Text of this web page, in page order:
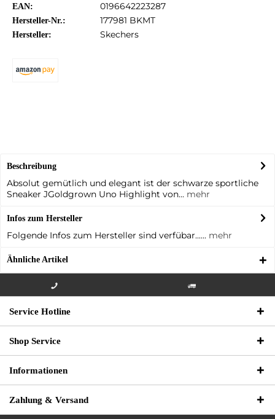
EAN: 0196642223287
Hersteller-Nr.: 177981 BKMT
Hersteller: Skechers
Beschreibung
Absolut gemütlich und elegant ist der schwarze sportliche
Sneaker JGoldgrown Uno Highlight von... mehr
Infos zum Hersteller
Folgende Infos zum Hersteller sind verfübar...... mehr
Ähnliche Artikel
000
Service Hotline
Shop Service
Informationen
Zahlung & Versand